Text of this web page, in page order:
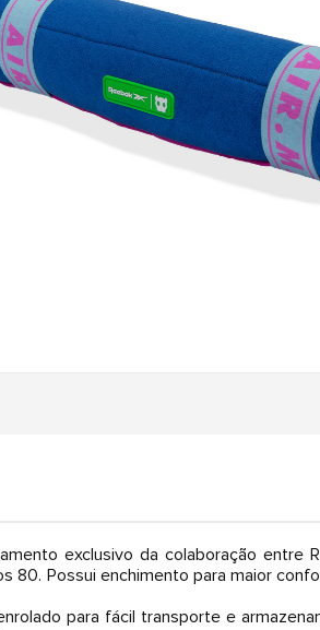
exclusivo da colaboração
80. Possui enchimento para maior
para fácil transporte e